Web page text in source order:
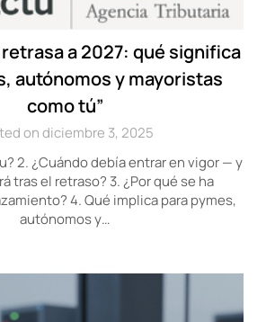
a 2027: qué significa
autónomos y mayoristas
como tú”
on diciembre 3, 2025
2. ¿Cuándo debía entrar en vigor — y
tras el retraso? 3. ¿Por qué se ha
4. Qué implica para pymes,
autónomos y…